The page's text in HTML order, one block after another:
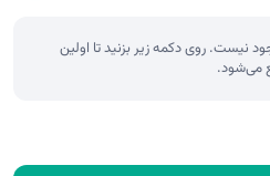
نیست. روی دکمه زیر بزنید تا اولین
می‌شود.